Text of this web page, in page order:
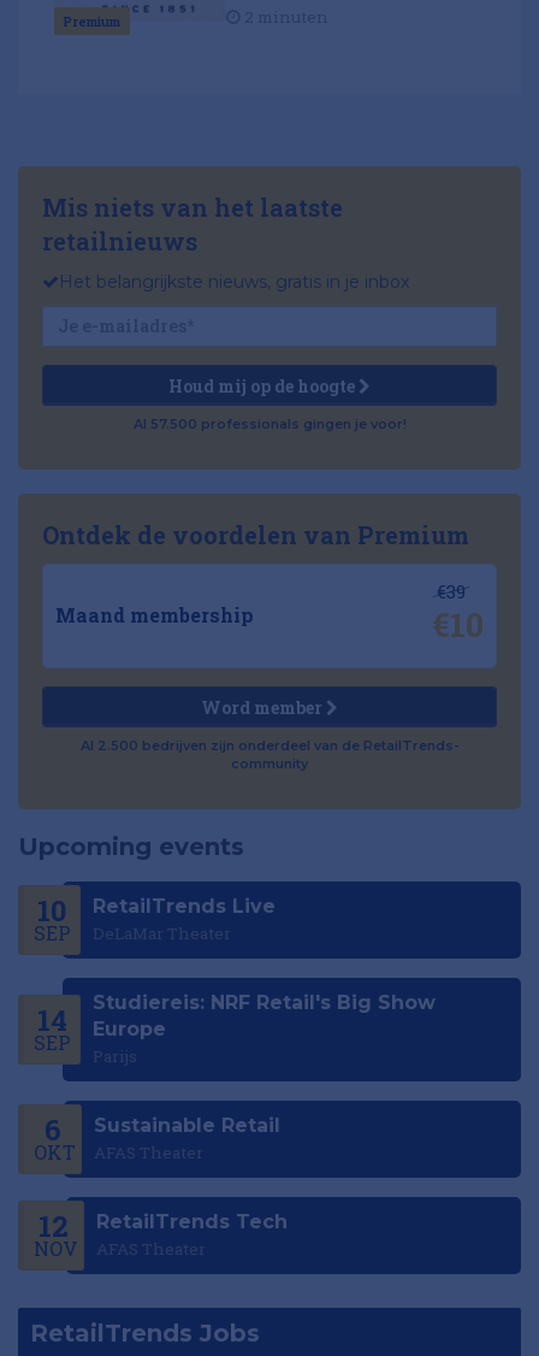
Premium
Mis niets van het laatste
retailnieuws
Het belangrijkste nieuws, gratis in je inbox
Houd mij op de hoogte
Al 57.500 professionals gingen je voor!
Ontdek de voordelen van Premium
Maand membership
€39
€10
Word member
Al 2.500 bedrijven zijn onderdeel van de RetailTrends-
community
Upcoming events
10
SEP
RetailTrends Live
DeLaMar Theater
14
SEP
Studiereis: NRF Retail's Big Show
Europe
Parijs
6
OKT
Sustainable Retail
AFAS Theater
12
NOV
RetailTrends Tech
AFAS Theater
RetailTrends Jobs